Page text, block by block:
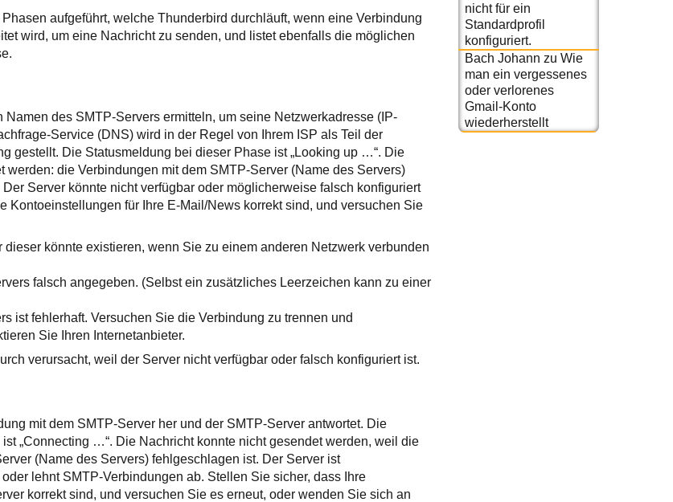
aufgeführt, welche Thunderbird durchläuft, wenn eine Verbindung
wird, um eine Nachricht zu senden, und listet ebenfalls die möglichen
des SMTP-Servers ermitteln, um seine Netzwerkadresse (IP-
Service (DNS) wird in der Regel von Ihrem ISP als Teil der
gestellt. Die Statusmeldung bei dieser Phase ist „Looking up …“. Die
werden: die Verbindungen mit dem SMTP-Server (Name des Servers)
Server könnte nicht verfügbar oder möglicherweise falsch konfiguriert
Kontoeinstellungen für Ihre E-Mail/News korrekt sind, und versuchen Sie
dieser könnte existieren, wenn Sie zu einem anderen Netzwerk verbunden
falsch angegeben. (Selbst ein zusätzliches Leerzeichen kann zu einer
ist fehlerhaft. Versuchen Sie die Verbindung zu trennen und
Sie Ihren Internetanbieter.
verursacht, weil der Server nicht verfügbar oder falsch konfiguriert ist.
mit dem SMTP-Server her und der SMTP-Server antwortet. Die
„Connecting …“. Die Nachricht konnte nicht gesendet werden, weil die
(Name des Servers) fehlgeschlagen ist. Der Server ist
lehnt SMTP-Verbindungen ab. Stellen Sie sicher, dass Ihre
korrekt sind, und versuchen Sie es erneut, oder wenden Sie sich an
nicht für ein
Standardprofil
konfiguriert.
Bach Johann zu Wie
man ein vergessenes
oder verlorenes
Gmail-Konto
wiederherstellt